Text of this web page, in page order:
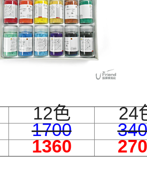
12色
24
1700
1360